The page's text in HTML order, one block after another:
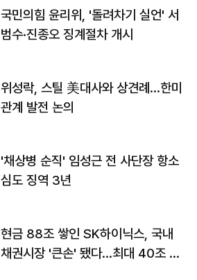
국민의힘 윤리위, '돌려차기 실언' 서
범수·진종오 징계절차 개시
위성락, 스틸 美대사와 상견례…한미
관계 발전 논의
'채상병 순직' 임성근 전 사단장 항소
심도 징역 3년
현금 88조 쌓인 SK하이닉스, 국내
채권시장 '큰손' 됐다…최대 40조 투